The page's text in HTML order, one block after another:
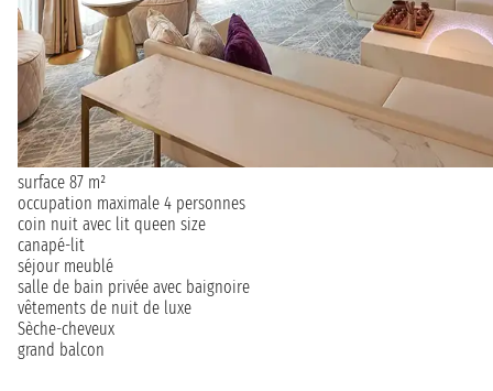
surface 87 m²
occupation maximale 4 personnes
coin nuit avec lit queen size
canapé-lit
séjour meublé
salle de bain privée avec baignoire
vêtements de nuit de luxe
Sèche-cheveux
grand balcon